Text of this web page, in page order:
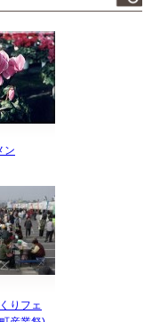
ン
りフェ